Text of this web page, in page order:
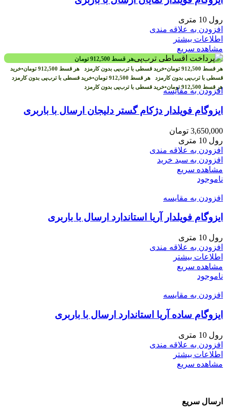
رول 10 متری
افزودن به علاقه مندی
اطلاعات بیشتر
مشاهده سریع
هر قسط 912,500 تومان
هر قسط 912,500 تومان•خرید قسطی با ترب‌پی بدون کارمزد هر قسط 912,500 تومان•خرید
قسطی با ترب‌پی بدون کارمزد هر قسط 912,500 تومان•خرید قسطی با ترب‌پی بدون کارمزد
هر قسط 912,500 تومان•خرید قسطی با ترب‌پی بدون کارمزدافزودن به مقایسه
ایزوگام فویلدار دژکام گستر دلیجان ارسال با باربری
3,650,000 تومان
رول 10 متری
افزودن به علاقه مندی
افزودن به سبد خرید
مشاهده سریع
ناموجود
افزودن به مقایسه
ایزوگام فویلدار آریا استاندارد ارسال با باربری
رول 10 متری
افزودن به علاقه مندی
اطلاعات بیشتر
مشاهده سریع
ناموجود
افزودن به مقایسه
ایزوگام ساده آریا استاندارد ارسال با باربری
رول 10 متری
افزودن به علاقه مندی
اطلاعات بیشتر
مشاهده سریع
ارسال سریع